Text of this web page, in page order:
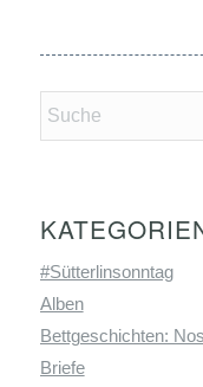
#Sütterlinsonntag
Alben
Bettgeschichten:
Briefe